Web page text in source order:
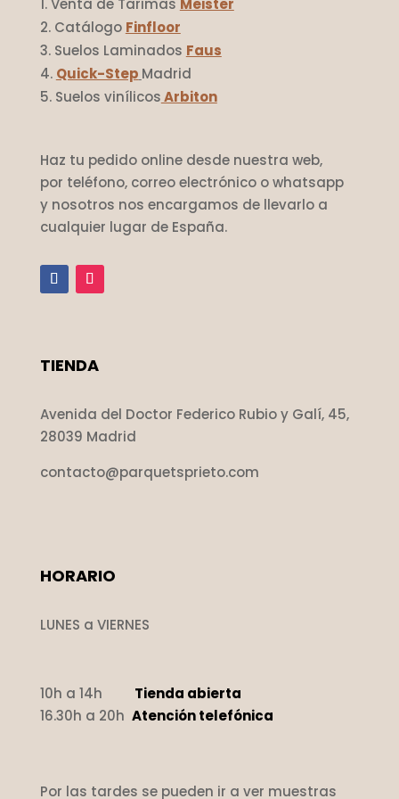
Venta de Tarimas Meister
Catálogo Finfloor
Suelos Laminados Faus
Quick-Step Madrid
Suelos vinílicosArbiton
Haz tu pedido online desde nuestra web,
por teléfono, correo electrónico o whatsapp
y nosotros nos encargamos de llevarlo a
cualquier lugar de España.
TIENDA
Avenida del Doctor Federico Rubio y Galí, 45,
28039 Madrid
contacto@parquetsprieto.com
HORARIO
LUNES a VIERNES
10h a 14h Tienda abierta
16.30h a 20h Atención telefónica
Por las tardes se pueden ir a ver muestras